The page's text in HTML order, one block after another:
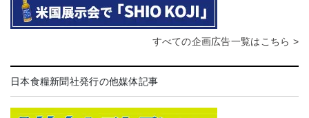
すべての企画広告一覧はこちら >
日本食糧新聞社発行の他媒体記事